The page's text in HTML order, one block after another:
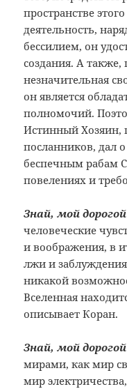
пространстве
деятельность,
бессилием, он
создания. А также,
незначительная
он является
полномочий.
Истинный Хозяин,
посланников, дал
беспечным рабам
повелениях и
Знай, мой
человеческие
и воображения, в
лжи и
никакой
Вселенная
описывает Коран.
Знай, мой
мирами, как мир
мир